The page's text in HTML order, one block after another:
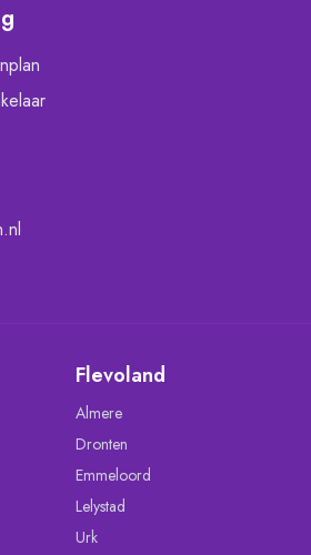
Flevoland
Almere
Dronten
Emmeloord
Lelystad
Urk